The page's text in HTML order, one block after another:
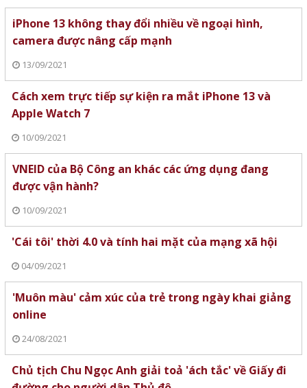
iPhone 13 không thay đổi nhiều về ngoại hình,
camera được nâng cấp mạnh
13/09/2021
Cách xem trực tiếp sự kiện ra mắt iPhone 13 và
Apple Watch 7
10/09/2021
VNEID của Bộ Công an khác các ứng dụng đang
được vận hành?
10/09/2021
'Cái tôi' thời 4.0 và tính hai mặt của mạng xã hội
04/09/2021
'Muôn màu' cảm xúc của trẻ trong ngày khai giảng
online
24/08/2021
Chủ tịch Chu Ngọc Anh giải toả 'ách tắc' về Giấy đi